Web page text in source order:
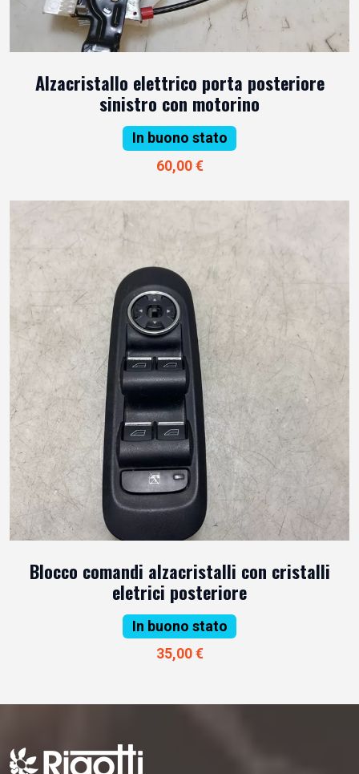
Alzacristallo elettrico porta posteriore
sinistro con motorino
In buono stato
60,00 €
Blocco comandi alzacristalli con cristalli
eletrici posteriore
In buono stato
35,00 €